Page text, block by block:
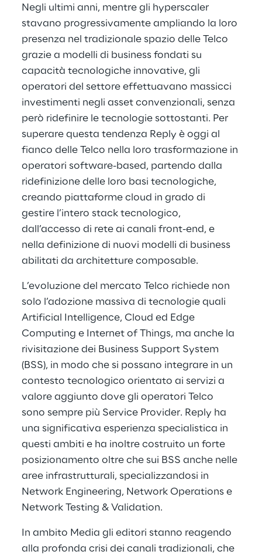
Negli ultimi anni, mentre gli hyperscaler
stavano progressivamente ampliando la loro
presenza nel tradizionale spazio delle Telco
grazie a modelli di business fondati su
capacità tecnologiche innovative, gli
operatori del settore effettuavano massicci
investimenti negli asset convenzionali, senza
però ridefinire le tecnologie sottostanti. Per
superare questa tendenza Reply è oggi al
fianco delle Telco nella loro trasformazione in
operatori software-based, partendo dalla
ridefinizione delle loro basi tecnologiche,
creando piattaforme cloud in grado di
gestire l’intero stack tecnologico,
dall’accesso di rete ai canali front-end, e
nella definizione di nuovi modelli di business
abilitati da architetture composable.
L’evoluzione del mercato Telco richiede non
solo l’adozione massiva di tecnologie quali
Artificial Intelligence, Cloud ed Edge
Computing e Internet of Things, ma anche la
rivisitazione dei Business Support System
(BSS), in modo che si possano integrare in un
contesto tecnologico orientato ai servizi a
valore aggiunto dove gli operatori Telco
sono sempre più Service Provider. Reply ha
una significativa esperienza specialistica in
questi ambiti e ha inoltre costruito un forte
posizionamento oltre che sui BSS anche nelle
aree infrastrutturali, specializzandosi in
Network Engineering, Network Operations e
Network Testing & Validation.
In ambito Media gli editori stanno reagendo
alla profonda crisi dei canali tradizionali, che